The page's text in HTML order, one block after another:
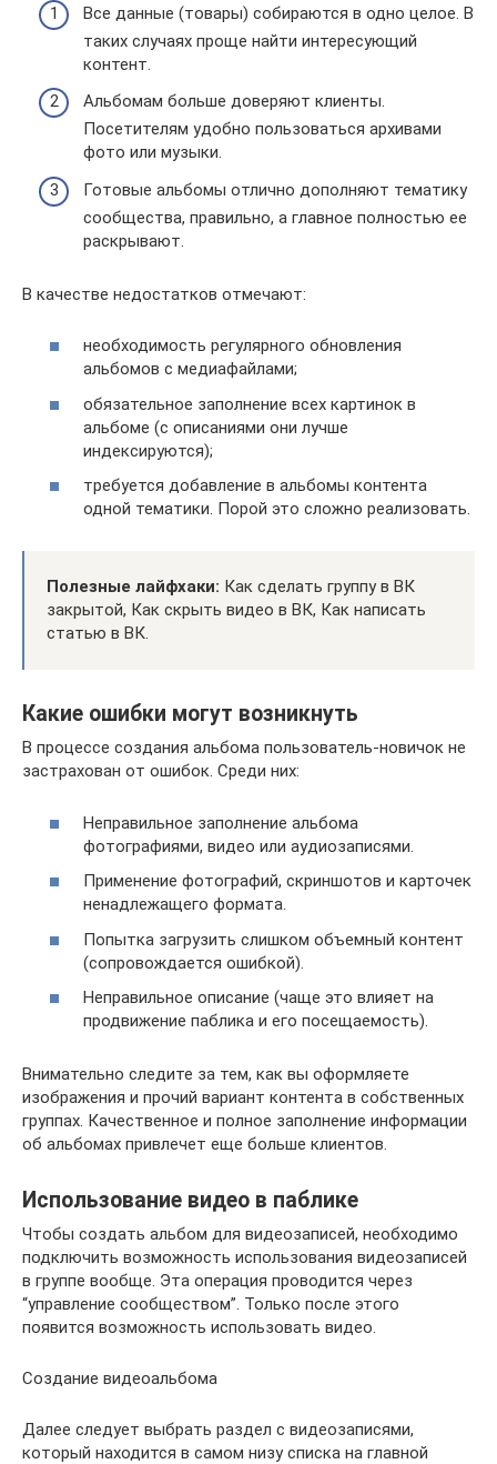
Все данные (товары) собираются в одно целое. В
таких случаях проще найти интересующий
контент.
Альбомам больше доверяют клиенты.
Посетителям удобно пользоваться архивами
фото или музыки.
Готовые альбомы отлично дополняют тематику
сообщества, правильно, а главное полностью ее
раскрывают.
В качестве недостатков отмечают:
необходимость регулярного обновления
альбомов с медиафайлами;
обязательное заполнение всех картинок в
альбоме (с описаниями они лучше
индексируются);
требуется добавление в альбомы контента
одной тематики. Порой это сложно реализовать.
Полезные лайфхаки: Как сделать группу в ВК
закрытой, Как скрыть видео в ВК, Как написать
статью в ВК.
Какие ошибки могут возникнуть
В процессе создания альбома пользователь-новичок не
застрахован от ошибок. Среди них:
Неправильное заполнение альбома
фотографиями, видео или аудиозаписями.
Применение фотографий, скриншотов и карточек
ненадлежащего формата.
Попытка загрузить слишком объемный контент
(сопровождается ошибкой).
Неправильное описание (чаще это влияет на
продвижение паблика и его посещаемость).
Внимательно следите за тем, как вы оформляете
изображения и прочий вариант контента в собственных
группах. Качественное и полное заполнение информации
об альбомах привлечет еще больше клиентов.
Использование видео в паблике
Чтобы создать альбом для видеозаписей, необходимо
подключить возможность использования видеозаписей
в группе вообще. Эта операция проводится через
“управление сообществом”. Только после этого
появится возможность использовать видео.
Создание видеоальбома
Далее следует выбрать раздел с видеозаписями,
который находится в самом низу списка на главной